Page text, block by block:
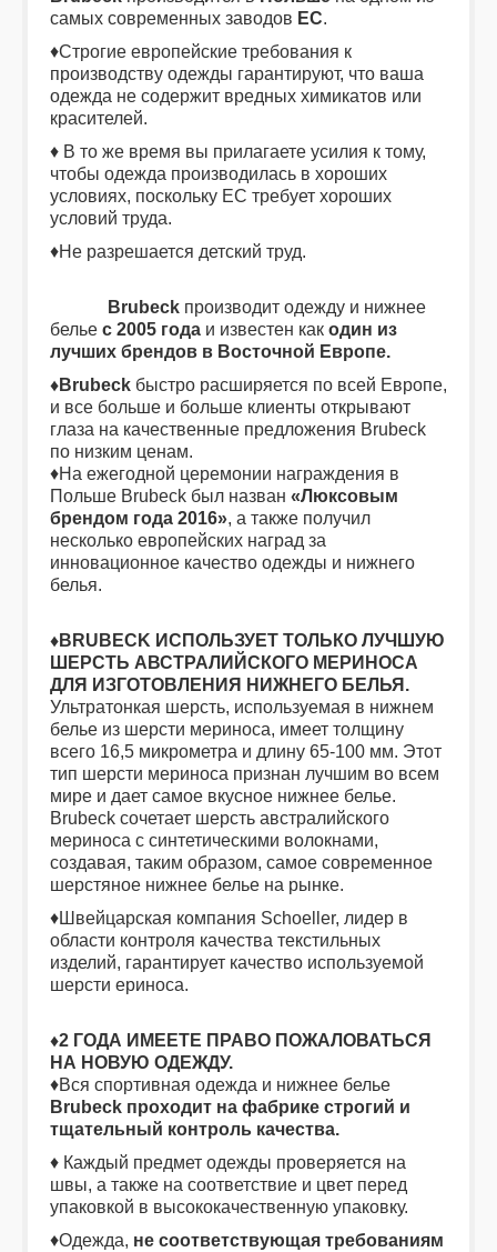
самых современных заводов ЕС.
♦Строгие европейские требования к
производству одежды гарантируют, что ваша
одежда не содержит вредных химикатов или
красителей.
♦ В то же время вы прилагаете усилия к тому,
чтобы одежда производилась в хороших
условиях, поскольку ЕС требует хороших
условий труда.
♦Не разрешается детский труд.
Brubeck производит одежду и нижнее
белье с 2005 года и известен как один из
лучших брендов в Восточной Европе.
♦Brubeck быстро расширяется по всей Европе,
и все больше и больше клиенты открывают
глаза на качественные предложения Brubeck
по низким ценам.
♦На ежегодной церемонии награждения в
Польше Brubeck был назван «Люксовым
брендом года 2016», а также получил
несколько европейских наград за
инновационное качество одежды и нижнего
белья.
♦BRUBECK ИСПОЛЬЗУЕТ ТОЛЬКО ЛУЧШУЮ
ШЕРСТЬ АВСТРАЛИЙСКОГО МЕРИНОСА
ДЛЯ ИЗГОТОВЛЕНИЯ НИЖНЕГО БЕЛЬЯ.
Ультратонкая шерсть, используемая в нижнем
белье из шерсти мериноса, имеет толщину
всего 16,5 микрометра и длину 65-100 мм. Этот
тип шерсти мериноса признан лучшим во всем
мире и дает самое вкусное нижнее белье.
Brubeck сочетает шерсть австралийского
мериноса с синтетическими волокнами,
создавая, таким образом, самое современное
шерстяное нижнее белье на рынке.
♦Швейцарская компания Schoeller, лидер в
области контроля качества текстильных
изделий, гарантирует качество используемой
шерсти ериноса.
♦2 ГОДА ИМЕЕТЕ ПРАВО ПОЖАЛОВАТЬСЯ
НА НОВУЮ ОДЕЖДУ.
♦Вся спортивная одежда и нижнее белье
Brubeck проходит на фабрике строгий и
тщательный контроль качества.
♦ Каждый предмет одежды проверяется на
швы, а также на соответствие и цвет перед
упаковкой в высококачественную упаковку.
♦Одежда, не соответствующая требованиям